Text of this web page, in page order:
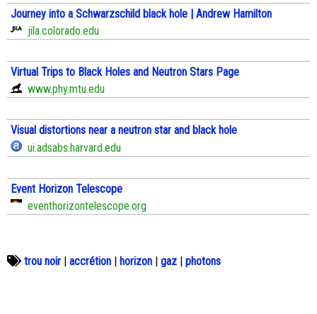
Journey into a Schwarzschild black hole | Andrew Hamilton
jila.colorado.edu
Virtual Trips to Black Holes and Neutron Stars Page
www.phy.mtu.edu
Visual distortions near a neutron star and black hole
ui.adsabs.harvard.edu
Event Horizon Telescope
eventhorizontelescope.org
trou noir accrétion horizon gaz photons